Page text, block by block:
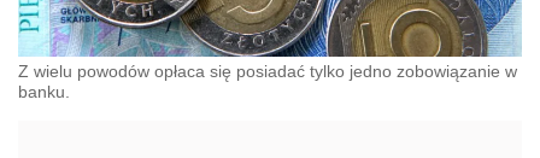
Z wielu powodów opłaca się posiadać tylko jedno zobowiązanie w
banku.